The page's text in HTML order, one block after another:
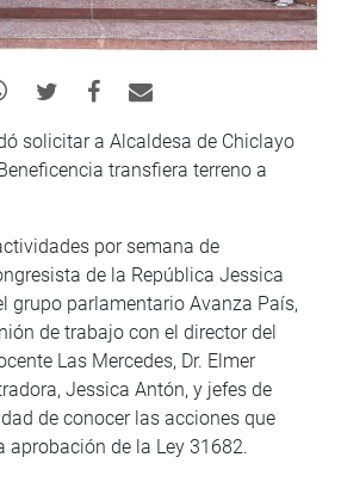
solicitar a Alcaldesa de Chiclayo
transfiera terreno a
por semana de
de la República Jessica
grupo parlamentario Avanza País,
de trabajo con el director del
Las Mercedes, Dr. Elmer
Jessica Antón, y jefes de
de conocer las acciones que
aprobación de la Ley 31682.